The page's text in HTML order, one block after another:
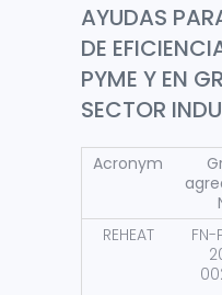
AYUDAS
DE
PYME Y EN
SECTOR
Acronym
REHEAT
FN-